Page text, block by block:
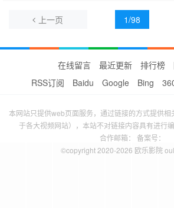
上一页 1/98
在线留言 最近更新 排行榜
RSS订阅
Baidu Google Bing
本网站只提供web页面服务，通过链接的方式提供
于各大视频网站），本站不对链接内容具有进行
合作邮箱： 备案号：
©copyright 2020-2026 欧乐影院